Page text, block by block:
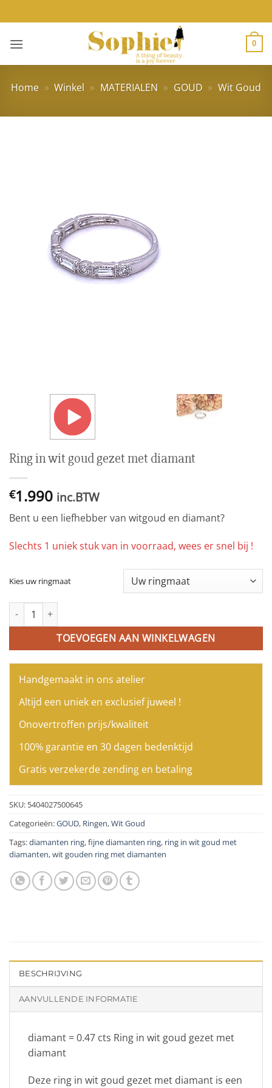
naar
inhoud
0
Home » Winkel » MATERIALEN » GOUD » Wit Goud
Ring in wit goud gezet met diamant
€1.990 inc.BTW
Bent u een liefhebber van witgoud en diamant?
Slechts 1 uniek stuk van in voorraad, wees er snel bij !
Kies uw ringmaat
Ring in wit goud gezet met diamant aantal
TOEVOEGEN AAN WINKELWAGEN
Handgemaakt in ons atelier
Altijd een uniek en exclusief juweel !
Onovertroffen prijs/kwaliteit
100% garantie en 30 dagen bedenktijd
Gratis verzekerde zending en betaling
SKU: 5404027500645
Categorieën:GOUD, Ringen,Wit Goud
Tags:diamanten ring,fijne diamanten ring, ring in wit goud met
diamanten,wit gouden ring met diamanten
BESCHRIJVING
AANVULLENDE INFORMATIE
diamant = 0.47 cts Ring in wit goud gezet met
diamant
Deze ring in wit goud gezet met diamant is een